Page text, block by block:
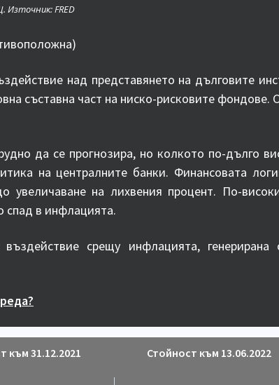
FRED
над представянето на дълговите
съставна част на ниско-рисковите фондове.
да се прогнозира, но колкото по-дълго
на централните банки. Финансовата
на лихвения процент. По-
спад в инфлацията.
срещу инфлацията,
към 31.12.2021 Стойност към 13.06.2022